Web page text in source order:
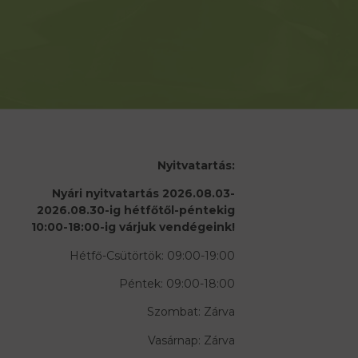
Nyitvatartás:
Nyári nyitvatartás 2026.08.03-
2026.08.30-ig hétfőtől-péntekig
10:00-18:00-ig várjuk vendégeink!
Hétfő-Csütörtök: 09:00-19:00
Péntek: 09:00-18:00
Szombat: Zárva
Vasárnap: Zárva